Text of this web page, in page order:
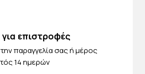
για επιστροφές
παραγγελία σας ή μέρος
14 ημερών